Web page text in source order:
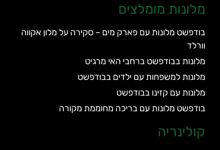
מלונות מומלצים
בודפשט מלונות עם פארק מים – סקירה על מלון אקווה
וורלד
מלונות בבודפשט ברחבי האי מרגיט
מלונות למשפחות עם ילדים בבודפשט
מלונות עם קזינו בבודפשט
בודפשט מלונות עם בריכה מחוממת מקורה
קולינריה